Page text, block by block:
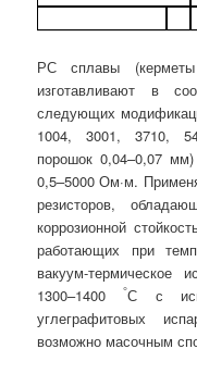
РС сплавы (керметы
изготавливают в
следующих
1004, 3001, 3710,
порошок 0,04–0,07
0,5–5000 Ом·м.
резисторов,
коррозионной
работающих при
вакуум-термическое
1300–1400°С с
углеграфитовых
возможно масочным